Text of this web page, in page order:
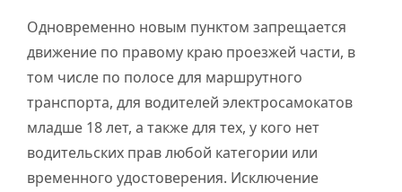
Одновременно новым пунктом запрещается
движение по правому краю проезжей части, в
том числе по полосе для маршрутного
транспорта, для водителей электросамокатов
младше 18 лет, а также для тех, у кого нет
водительских прав любой категории или
временного удостоверения. Исключение